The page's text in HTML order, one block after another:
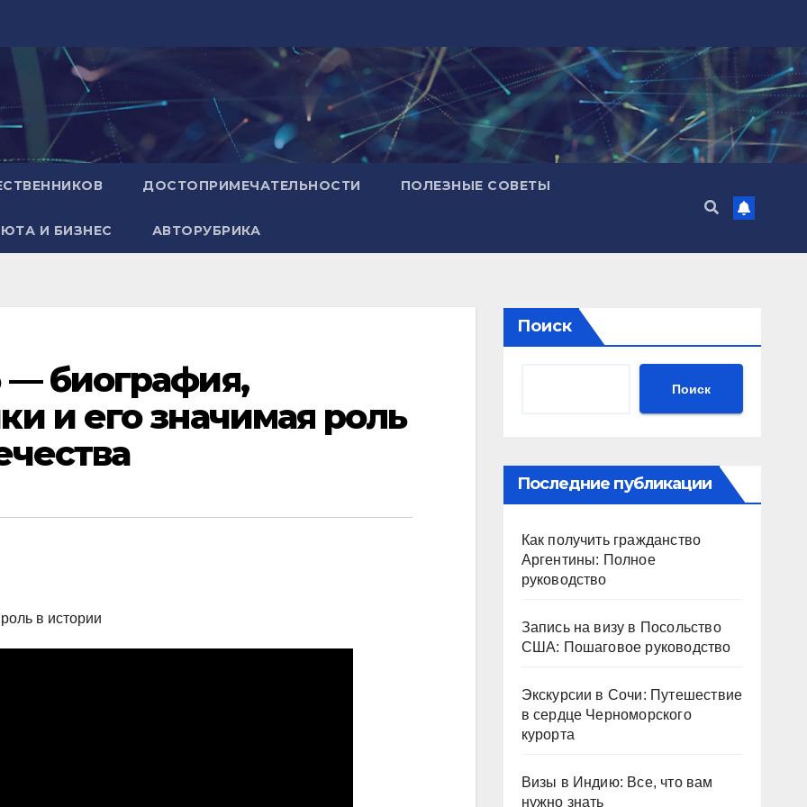
ДОСТОПРИМЕЧАТЕЛЬНОСТИ ПОЛЕЗНЫЕ СОВЕТЫ
И БИЗНЕС АВТОРУБРИКА
биография,
и его значимая роль
Поиск
Поиск
Последние публикации
Как получить гражданство
Аргентины: Полное
руководство
Запись на визу в Посольство
США: Пошаговое руководство
Экскурсии в Сочи: Путешествие
в сердце Черноморского
курорта
Визы в Индию: Все, что вам
нужно знать